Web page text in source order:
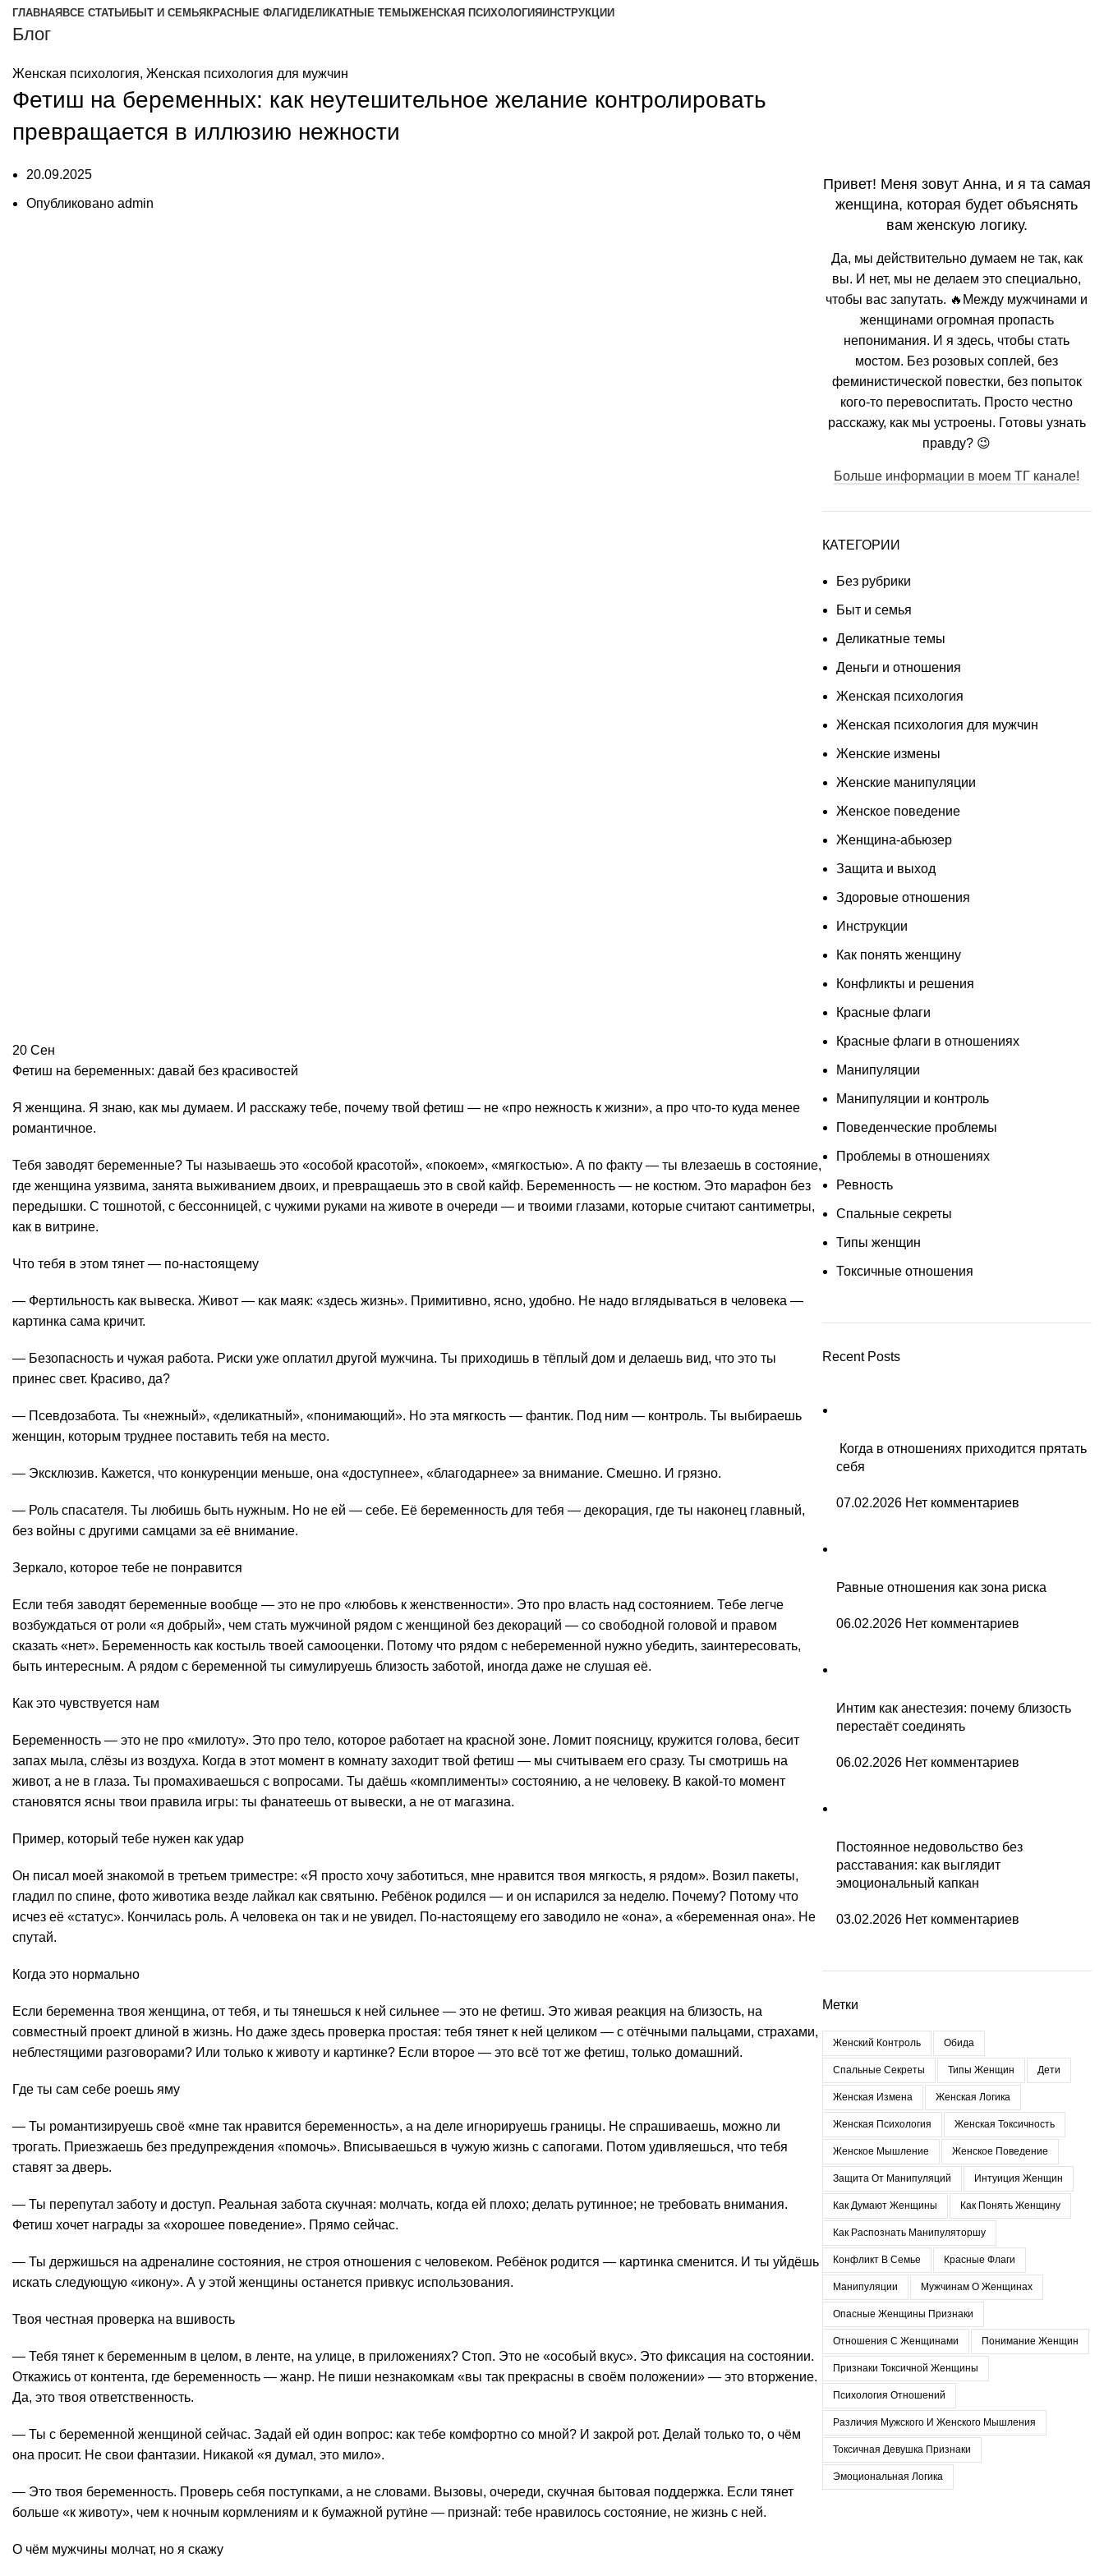
ГЛАВНАЯ ВСЕ СТАТЬИ БЫТ И СЕМЬЯ КРАСНЫЕ ФЛАГИДЕЛИКАТНЫЕ ТЕМЫ ЖЕНСКАЯ ПСИХОЛОГИЯ ИНСТРУКЦИИ
Блог
Женская психология, Женская психология для мужчин
Фетиш на беременных: как неутешительное желание контролировать
превращается в иллюзию нежности
20.09.2025
Опубликовано admin
20 Сен
Фетиш на беременных: давай без красивостей
Я женщина. Я знаю, как мы думаем. И расскажу тебе, почему твой фетиш — не «про нежность к жизни», а про что-то куда менее
романтичное.
Тебя заводят беременные? Ты называешь это «особой красотой», «покоем», «мягкостью». А по факту — ты влезаешь в состояние,
где женщина уязвима, занята выживанием двоих, и превращаешь это в свой кайф. Беременность — не костюм. Это марафон без
передышки. С тошнотой, с бессонницей, с чужими руками на животе в очереди — и твоими глазами, которые считают сантиметры,
как в витрине.
Что тебя в этом тянет — по-настоящему
— Фертильность как вывеска. Живот — как маяк: «здесь жизнь». Примитивно, ясно, удобно. Не надо вглядываться в человека —
картинка сама кричит.
— Безопасность и чужая работа. Риски уже оплатил другой мужчина. Ты приходишь в тёплый дом и делаешь вид, что это ты
принес свет. Красиво, да?
— Псевдозабота. Ты «нежный», «деликатный», «понимающий». Но эта мягкость — фантик. Под ним — контроль. Ты выбираешь
женщин, которым труднее поставить тебя на место.
— Эксклюзив. Кажется, что конкуренции меньше, она «доступнее», «благодарнее» за внимание. Смешно. И грязно.
— Роль спасателя. Ты любишь быть нужным. Но не ей — себе. Её беременность для тебя — декорация, где ты наконец главный,
без войны с другими самцами за её внимание.
Зеркало, которое тебе не понравится
Если тебя заводят беременные вообще — это не про «любовь к женственности». Это про власть над состоянием. Тебе легче
возбуждаться от роли «я добрый», чем стать мужчиной рядом с женщиной без декораций — со свободной головой и правом
сказать «нет». Беременность как костыль твоей самооценки. Потому что рядом с небеременной нужно убедить, заинтересовать,
быть интересным. А рядом с беременной ты симулируешь близость заботой, иногда даже не слушая её.
Как это чувствуется нам
Беременность — это не про «милоту». Это про тело, которое работает на красной зоне. Ломит поясницу, кружится голова, бесит
запах мыла, слёзы из воздуха. Когда в этот момент в комнату заходит твой фетиш — мы считываем его сразу. Ты смотришь на
живот, а не в глаза. Ты промахиваешься с вопросами. Ты даёшь «комплименты» состоянию, а не человеку. В какой-то момент
становятся ясны твои правила игры: ты фанатеешь от вывески, а не от магазина.
Пример, который тебе нужен как удар
Он писал моей знакомой в третьем триместре: «Я просто хочу заботиться, мне нравится твоя мягкость, я рядом». Возил пакеты,
гладил по спине, фото животика везде лайкал как святыню. Ребёнок родился — и он испарился за неделю. Почему? Потому что
исчез её «статус». Кончилась роль. А человека он так и не увидел. По-настоящему его заводило не «она», а «беременная она». Не
спутай.
Когда это нормально
Если беременна твоя женщина, от тебя, и ты тянешься к ней сильнее — это не фетиш. Это живая реакция на близость, на
совместный проект длиной в жизнь. Но даже здесь проверка простая: тебя тянет к ней целиком — с отёчными пальцами, страхами,
неблестящими разговорами? Или только к животу и картинке? Если второе — это всё тот же фетиш, только домашний.
Где ты сам себе роешь яму
— Ты романтизируешь своё «мне так нравится беременность», а на деле игнорируешь границы. Не спрашиваешь, можно ли
трогать. Приезжаешь без предупреждения «помочь». Вписываешься в чужую жизнь с сапогами. Потом удивляешься, что тебя
ставят за дверь.
— Ты перепутал заботу и доступ. Реальная забота скучная: молчать, когда ей плохо; делать рутинное; не требовать внимания.
Фетиш хочет награды за «хорошее поведение». Прямо сейчас.
— Ты держишься на адреналине состояния, не строя отношения с человеком. Ребёнок родится — картинка сменится. И ты уйдёшь
искать следующую «икону». А у этой женщины останется привкус использования.
Твоя честная проверка на вшивость
— Тебя тянет к беременным в целом, в ленте, на улице, в приложениях? Стоп. Это не «особый вкус». Это фиксация на состоянии.
Откажись от контента, где беременность — жанр. Не пиши незнакомкам «вы так прекрасны в своём положении» — это вторжение.
Да, это твоя ответственность.
— Ты с беременной женщиной сейчас. Задай ей один вопрос: как тебе комфортно со мной? И закрой рот. Делай только то, о чём
она просит. Не свои фантазии. Никакой «я думал, это мило».
— Это твоя беременность. Проверь себя поступками, а не словами. Вызовы, очереди, скучная бытовая поддержка. Если тянет
больше «к животу», чем к ночным кормлениям и к бумажной рути́не — признай: тебе нравилось состояние, не жизнь с ней.
О чём мужчины молчат, но я скажу
Привет! Меня зовут Анна, и я та самая
женщина, которая будет объяснять
вам женскую логику.
Да, мы действительно думаем не так, как
вы. И нет, мы не делаем это специально,
чтобы вас запутать. 🔥Между мужчинами и
женщинами огромная пропасть
непонимания. И я здесь, чтобы стать
мостом. Без розовых соплей, без
феминистической повестки, без попыток
кого-то перевоспитать. Просто честно
расскажу, как мы устроены. Готовы узнать
правду? 😉
Больше информации в моем ТГ канале!
КАТЕГОРИИ
Без рубрики
Быт и семья
Деликатные темы
Деньги и отношения
Женская психология
Женская психология для мужчин
Женские измены
Женские манипуляции
Женское поведение
Женщина-абьюзер
Защита и выход
Здоровые отношения
Инструкции
Как понять женщину
Конфликты и решения
Красные флаги
Красные флаги в отношениях
Манипуляции
Манипуляции и контроль
Поведенческие проблемы
Проблемы в отношениях
Ревность
Спальные секреты
Типы женщин
Токсичные отношения
Recent Posts
Когда в отношениях приходится прятать
себя
07.02.2026 Нет комментариев
Равные отношения как зона риска
06.02.2026 Нет комментариев
Интим как анестезия: почему близость
перестаёт соединять
06.02.2026 Нет комментариев
Постоянное недовольство без
расставания: как выглядит
эмоциональный капкан
03.02.2026 Нет комментариев
Метки
Женский Контроль Обида
Спальные Секреты Типы Женщин Дети
Женская Измена Женская Логика
Женская Психология Женская Токсичность
Женское Мышление Женское Поведение
Защита От Манипуляций Интуиция Женщин
Как Думают Женщины Как Понять Женщину
Как Распознать Манипуляторшу
Конфликт В Семье Красные Флаги
Манипуляции Мужчинам О Женщинах
Опасные Женщины Признаки
Отношения С Женщинами Понимание Женщин
Признаки Токсичной Женщины
Психология Отношений
Различия Мужского И Женского Мышления
Токсичная Девушка Признаки
Эмоциональная Логика